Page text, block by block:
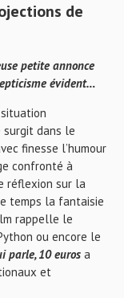
de
petite annonce
évident…
dans le
finesse l’humour
confronté à
réflexion sur la
temps la fantaisie
rappelle le
ou encore le
parle, 10 euros a
et